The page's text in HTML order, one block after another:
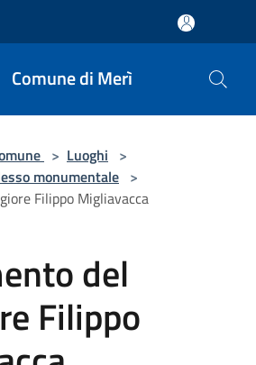
Comune di Merì
> Luoghi >
monumentale >
Filippo Migliavacca
del
Filippo